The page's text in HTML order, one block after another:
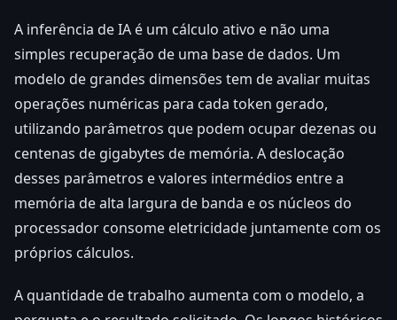
A inferência de IA é um cálculo ativo e não uma
simples recuperação de uma base de dados. Um
modelo de grandes dimensões tem de avaliar muitas
operações numéricas para cada token gerado,
utilizando parâmetros que podem ocupar dezenas ou
centenas de gigabytes de memória. A deslocação
desses parâmetros e valores intermédios entre a
memória de alta largura de banda e os núcleos do
processador consome eletricidade juntamente com os
próprios cálculos.
A quantidade de trabalho aumenta com o modelo, a